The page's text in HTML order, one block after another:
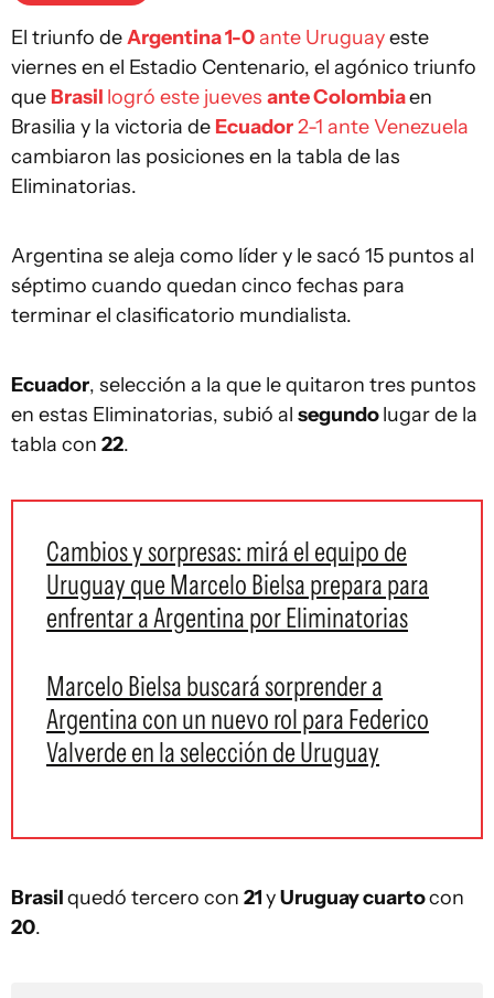
El triunfo deArgentina 1-0ante Uruguayeste
viernes en el Estadio Centenario, el agónico triunfo
que Brasil logró este jueves ante Colombiaen
Brasilia y la victoria de Ecuador2-1 ante Venezuela
cambiaron las posiciones en la tabla de las
Eliminatorias.
Argentina se aleja como líder y le sacó 15 puntos al
séptimo cuando quedan cinco fechas para
terminar el clasificatorio mundialista.
Ecuador, selección a la que le quitaron tres puntos
en estas Eliminatorias, subió al segundolugar de la
tabla con 22.
Cambios y sorpresas: mirá el equipo de
Uruguay que Marcelo Bielsa prepara para
enfrentar a Argentina por Eliminatorias
Marcelo Bielsa buscará sorprender a
Argentina con un nuevo rol para Federico
Valverde en la selección de Uruguay
Brasilquedó tercero con 21yUruguay cuartocon
20.